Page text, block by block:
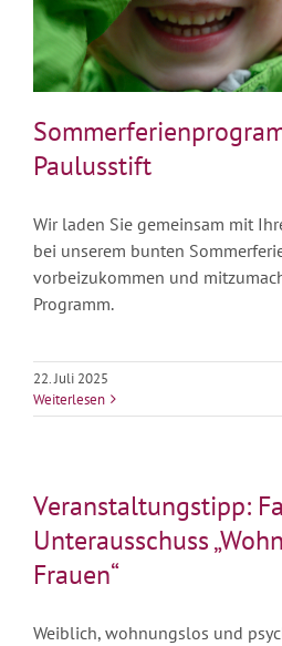
Paulusstift
Wir laden Sie gemeinsam mit
bei unserem bunten
vorbeizukommen und
Programm.
22. Juli 2025
Weiterlesen
Veranstaltungstipp:
Unterausschuss
Frauen“
Weiblich, wohnungslos und